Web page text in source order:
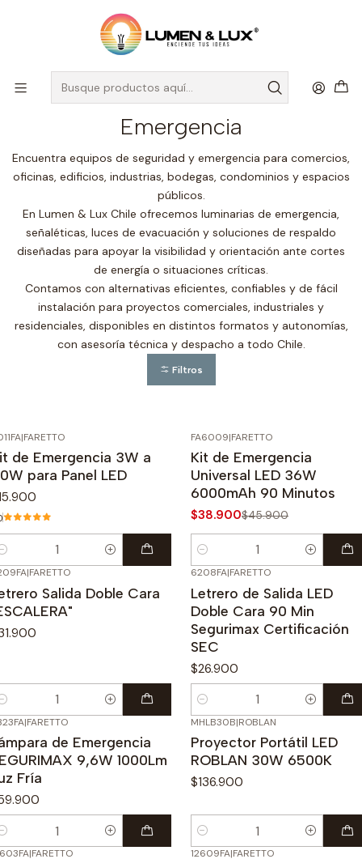
DESPACHO A TODO CHILE
Iluminación Técnica Equipos de Seguridad y Emergencia
Equipos de Seguridad y
Emergencia
Encuentra equipos de seguridad y emergencia para comercios,
oficinas, edificios, industrias, bodegas, condominios y espacios
públicos.
En Lumen & Lux Chile ofrecemos luminarias de emergencia,
señaléticas, luces de evacuación y soluciones de respaldo
diseñadas para apoyar la visibilidad y orientación ante cortes
de energía o situaciones críticas.
Contamos con alternativas eficientes, confiables y de fácil
instalación para proyectos comerciales, industriales y
residenciales, disponibles en distintos formatos y autonomías,
con asesoría técnica y despacho a todo Chile.
Filtros
|FARETTO
de Emergencia 3W a
para Panel LED
-15%OFF
FA6009|FARETTO
Kit de Emergencia
Universal LED 36W
6000mAh 90 Minutos
$38.900$45.900
Cantidad
|FARETTO
Salida Doble Cara
6208FA|FARETTO
Letrero de Salida LED
Doble Cara 90 Min
Segurimax Certificación
SEC
$26.900
Cantidad
|FARETTO
de Emergencia
9,6W 1000Lm
Fría
MHLB30B|ROBLAN
Proyector Portátil LED
ROBLAN 30W 6500K
$136.900
Cantidad
|FARETTO 12609FA|FARETTO